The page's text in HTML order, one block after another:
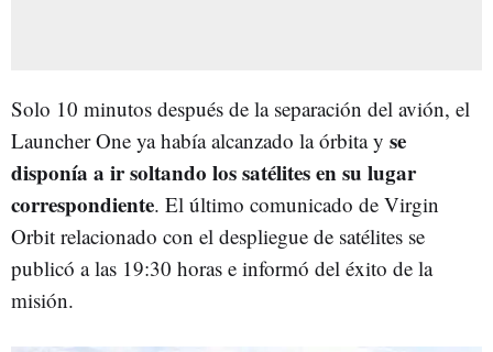
Solo 10 minutos después de la separación del avión, el
Launcher One ya había alcanzado la órbita y se
disponía a ir soltando los satélites en su lugar
correspondiente. El último comunicado de Virgin
Orbit relacionado con el despliegue de satélites se
publicó a las 19:30 horas e informó del éxito de la
misión.